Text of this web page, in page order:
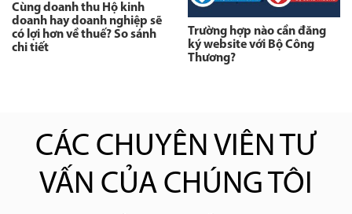
Cùng doanh thu Hộ kinh
doanh hay doanh nghiệp sẽ
có lợi hơn về thuế? So sánh
chi tiết
Trường hợp nào cần đăng
ký website với Bộ Công
Thương?
CÁC CHUYÊN VIÊN TƯ
VẤN CỦA CHÚNG TÔI